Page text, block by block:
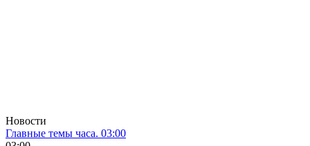
Новости
Главные темы часа. 03:00